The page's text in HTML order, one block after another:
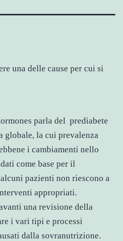
una delle cause per cui si
parla del prediabete
globale, la cui prevalenza
i cambiamenti nello
come base per il
pazienti non riescono a
appropriati.
una revisione della
i vari tipi e processi
dalla sovranutrizione.